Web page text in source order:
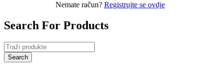
Nemate račun? Registrujte se ovdje
Search For Products